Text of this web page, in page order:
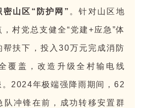
密山区“防护网” 。针对山区地
村党总支健全“党建+应急”体
帮扶下，投入30万元完成消防
覆盖，改造升级全村输电线
2024年极端强降雨期间，62
队冲锋在前，成功转移安置群